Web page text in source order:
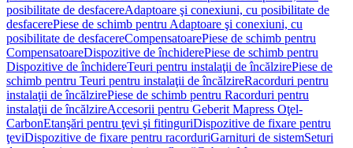
posibilitate de desfacereAdaptoare şi conexiuni, cu posibilitate de
desfacerePiese de schimb pentru Adaptoare şi conexiuni, cu
posibilitate de desfacereCompensatoarePiese de schimb pentru
CompensatoareDispozitive de închiderePiese de schimb pentru
Dispozitive de închidereTeuri pentru instalaţii de încălzirePiese de
schimb pentru Teuri pentru instalaţii de încălzireRacorduri pentru
instalaţii de încălzirePiese de schimb pentru Racorduri pentru
instalaţii de încălzireAccesorii pentru Geberit Mapress Oţel-
CarbonEtanşări pentru ţevi şi fitinguriDispozitive de fixare pentru
ţeviDispozitive de fixare pentru racorduriGarnituri de sistemSeturi